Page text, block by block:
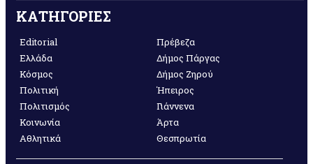
ΚΑΤΗΓΟΡΙΕΣ
Editorial
Ελλάδα
Κόσμος
Πολιτική
Πολιτισμός
Κοινωνία
Αθλητικά
Πρέβεζα
Δήμος Πάργας
Δήμος Ζηρού
Ήπειρος
Γιάννενα
Άρτα
Θεσπρωτία